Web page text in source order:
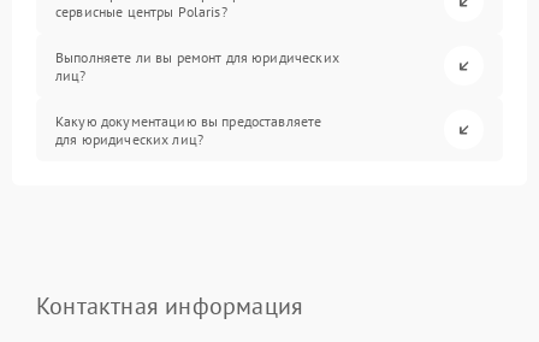
сервисные центры Polaris?
Выполняете ли вы ремонт для юридических
лиц?
Какую документацию вы предоставляете
для юридических лиц?
Контактная информация